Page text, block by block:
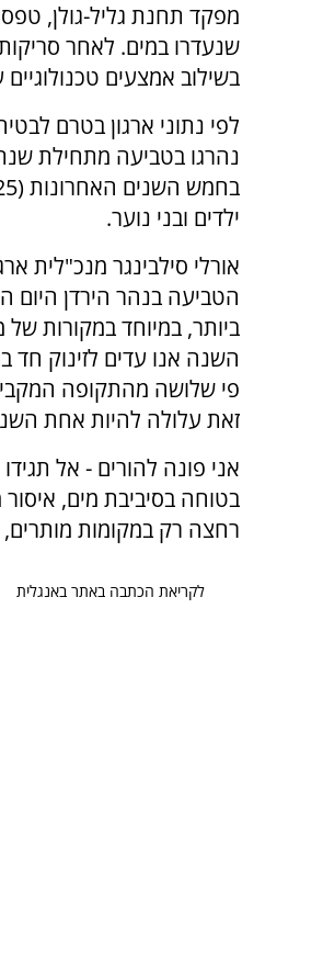
מפקד תחנת גליל-גולן,
שנעדרו במים. לאחר
בשילוב אמצעים
ילדים ובני נוער.
אורלי סילבינגר מנכ"לית
הטביעה בנהר הירדן היום
ביותר, במיוחד במקורות
השנה אנו עדים לזינוק
פי שלושה מהתקופה
זאת עלולה להיות אחת
אני פונה להורים - אל
בטוחה בסיביבת מים,
רחצה רק במקומות
לקריאת הכתבה באתר באנגלית